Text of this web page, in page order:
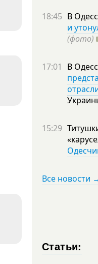
18:45 В
и
(фото)
17:01 В
15:29
Все новости
Статьи: